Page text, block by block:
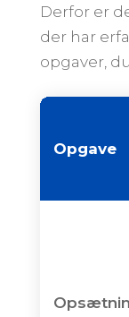
Derfor er
der har
opgaver,
Opgave